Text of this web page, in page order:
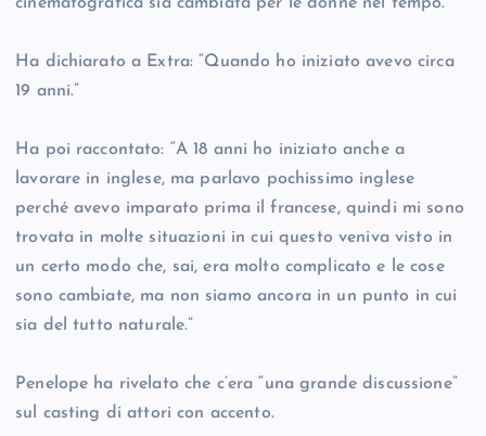
Ha dichiarato a Extra: “Quando ho iniziato avevo circa
19 anni.”
Ha poi raccontato: “A 18 anni ho iniziato anche a
lavorare in inglese, ma parlavo pochissimo inglese
perché avevo imparato prima il francese, quindi mi sono
trovata in molte situazioni in cui questo veniva visto in
un certo modo che, sai, era molto complicato e le cose
sono cambiate, ma non siamo ancora in un punto in cui
sia del tutto naturale.”
Penelope ha rivelato che c’era “una grande discussione”
sul casting di attori con accento.